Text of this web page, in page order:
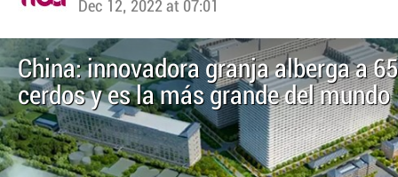
Dec 12, 2022 at 07:01
China: innovadora granja alberga a
cerdos y es la más grande del mundo